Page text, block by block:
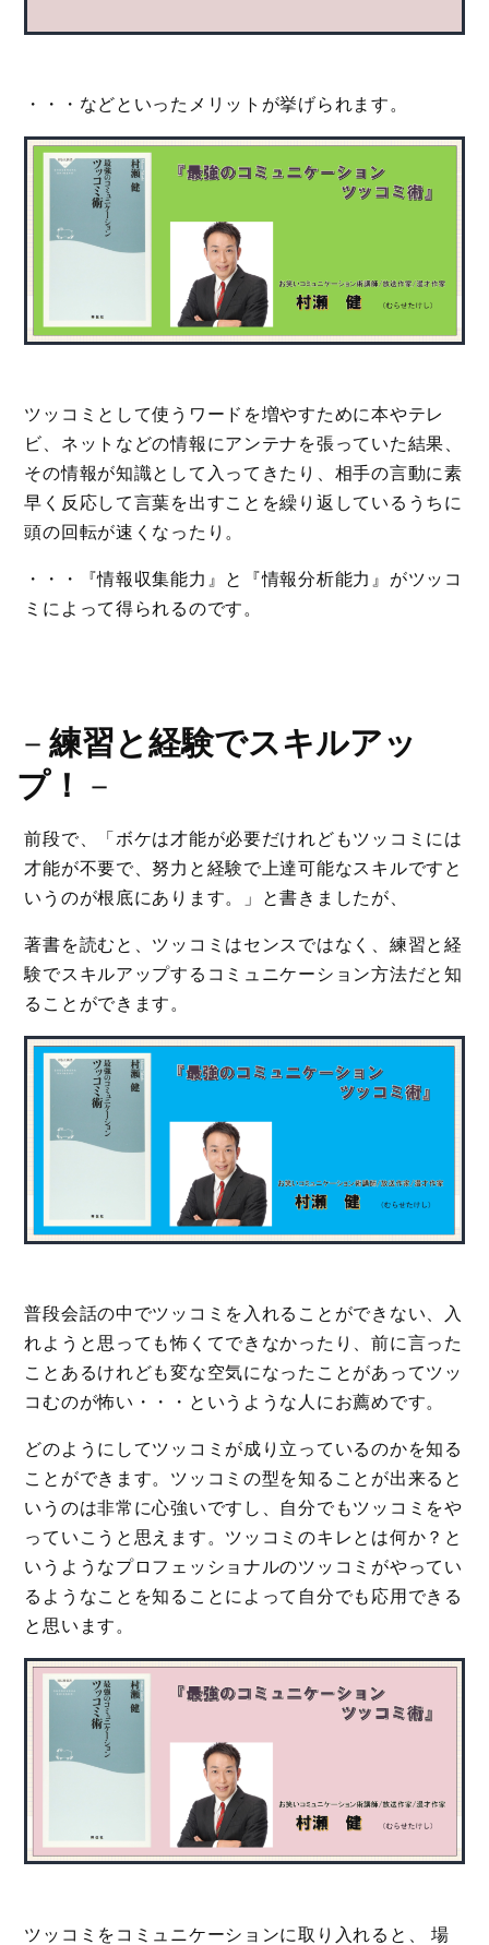
・・・などといったメリットが挙げられます。
ツッコミとして使うワードを増やすために本やテレ
ビ、ネットなどの情報にアンテナを張っていた結果、
その情報が知識として入ってきたり、相手の言動に素
早く反応して言葉を出すことを繰り返しているうちに
頭の回転が速くなったり。
・・・『情報収集能力』と『情報分析能力』がツッコ
ミによって得られるのです。
－ 練習と経験でスキルアッ
プ！ －
前段で、「ボケは才能が必要だけれどもツッコミには
才能が不要で、努力と経験で上達可能なスキルですと
いうのが根底にあります。」と書きましたが、
著書を読むと、ツッコミはセンスではなく、練習と経
験でスキルアップするコミュニケーション方法だと知
ることができます。
普段会話の中でツッコミを入れることができない、入
れようと思っても怖くてできなかったり、前に言った
ことあるけれども変な空気になったことがあってツッ
コむのが怖い・・・というような人にお薦めです。
どのようにしてツッコミが成り立っているのかを知る
ことができます。ツッコミの型を知ることが出来ると
いうのは非常に心強いですし、自分でもツッコミをや
っていこうと思えます。ツッコミのキレとは何か？と
いうようなプロフェッショナルのツッコミがやってい
るようなことを知ることによって自分でも応用できる
と思います。
ツッコミをコミュニケーションに取り入れると、 場